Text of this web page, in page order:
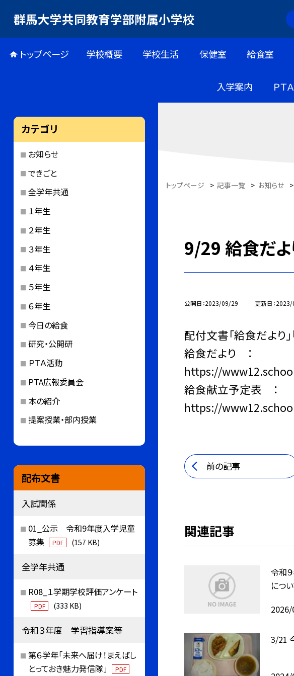
群馬大学共同教育学部附属小学校
トップページ 学校概要 学校生活 保健室 給食室
入学案内 ＰＴＡ
トップページ > 記事一覧 > お知らせ >
9/29 給食だよ
公開日 2023/09/29 更新日
配付文書「給食だより
給食だより ：
https://
給食献立予定表 ：
https://
前の記事
関連記事
令和
につ
3/21
カテゴリ
お知らせ
できごと
全学年共通
１年生
２年生
３年生
４年生
５年生
６年生
今日の給食
研究・公開研
ＰＴＡ活動
PTA広報委員会
本の紹介
提案授業・部内授業
配布文書
入試関係
01_公示 令和9年度入学児童
募集
PDF (157 KB)
全学年共通
R08_１学期学校評価アンケート
PDF (333 KB)
令和３年度 学習指導案等
第６学年「未来へ届け！まえばし
とっておき魅力発信隊」
PDF